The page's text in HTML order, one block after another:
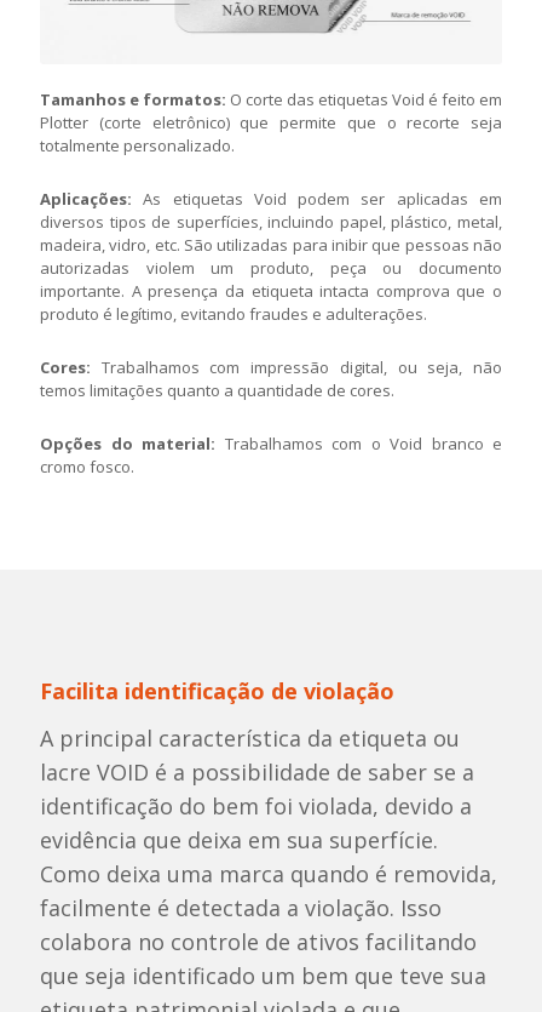
Tamanhos e formatos: O corte das etiquetas Void é feito em
Plotter (corte eletrônico) que permite que o recorte seja
totalmente personalizado.
Aplicações: As etiquetas Void podem ser aplicadas em
diversos tipos de superfícies, incluindo papel, plástico, metal,
madeira, vidro, etc. São utilizadas para inibir que pessoas não
autorizadas violem um produto, peça ou documento
importante. A presença da etiqueta intacta comprova que o
produto é legítimo, evitando fraudes e adulterações.
Cores: Trabalhamos com impressão digital, ou seja, não
temos limitações quanto a quantidade de cores.
Opções do material: Trabalhamos com o Void branco e
cromo fosco.
Facilita identificação de violação
A principal característica da etiqueta ou
lacre VOID é a possibilidade de saber se a
identificação do bem foi violada, devido a
evidência que deixa em sua superfície.
Como deixa uma marca quando é removida,
facilmente é detectada a violação. Isso
colabora no controle de ativos facilitando
que seja identificado um bem que teve sua